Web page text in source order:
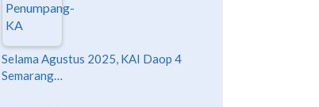
Selama Agustus 2025, KAI Daop 4
Semarang…